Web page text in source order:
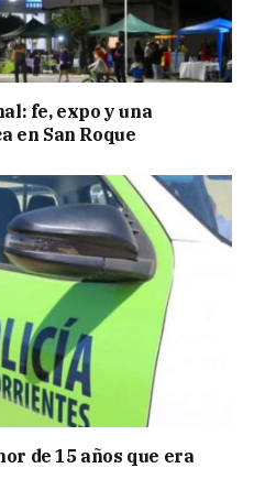
fe, expo y una
en San Roque
de 15 años que era